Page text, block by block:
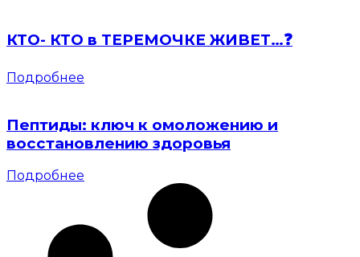
КТО- КТО в ТЕРЕМОЧКЕ ЖИВЕТ…❓
Подробнее
Пептиды: ключ к омоложению и
восстановлению здоровья
Подробнее